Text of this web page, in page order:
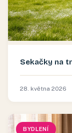
Sekačky na
28. května 2026
BYDLENÍ